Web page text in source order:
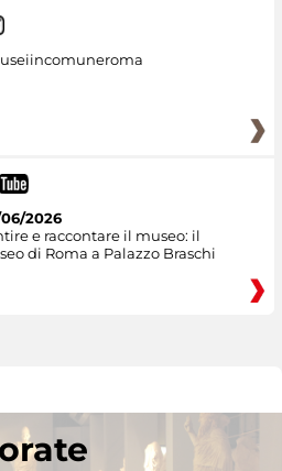
2026
e raccontare il museo: il
di Roma a Palazzo Braschi